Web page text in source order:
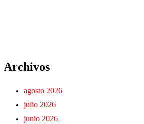
Archivos
agosto 2026
julio 2026
junio 2026